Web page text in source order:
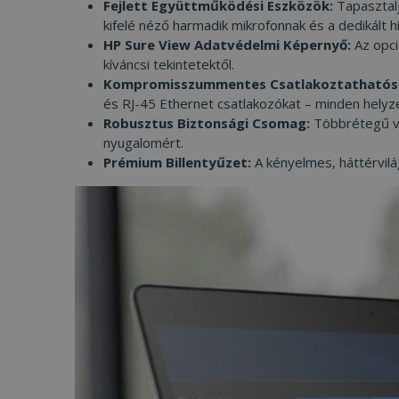
Fejlett Együttműködési Eszközök:
kifelé néző harmadik mikrofonnak és a dedikált
HP Sure View Adatvédelmi Képernyő: Az
kíváncsi tekintetektől.
Kompromisszummentes
és RJ-45 Ethernet csatlakozókat – minden
Robusztus Biztonsági Csomag: Többrétegű
nyugalomért.
Prémium Billentyűzet: A kényelmes,
prism_612475886